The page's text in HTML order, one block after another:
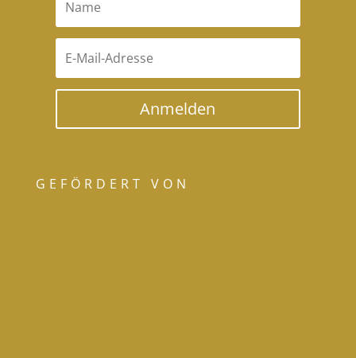
Anmelden
GEFÖRDERT VON